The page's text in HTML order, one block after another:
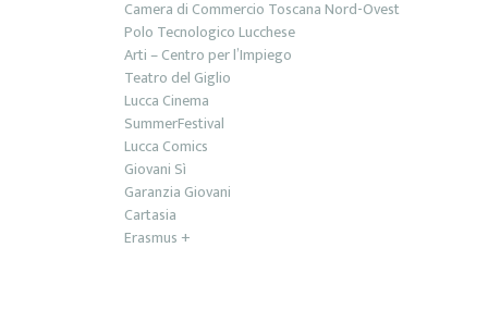
Camera di Commercio Toscana Nord-Ovest
Polo Tecnologico Lucchese
Arti – Centro per l’Impiego
Teatro del Giglio
Lucca Cinema
SummerFestival
Lucca Comics
Giovani Sì
Garanzia Giovani
Cartasia
Erasmus +